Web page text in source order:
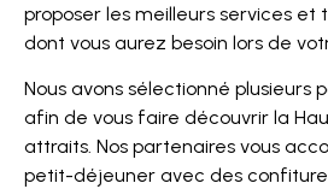
proposer les meilleurs services et
dont vous aurez besoin lors de
Nous avons sélectionné plusieurs
afin de vous faire découvrir la
attraits. Nos partenaires vous
petit-déjeuner avec des